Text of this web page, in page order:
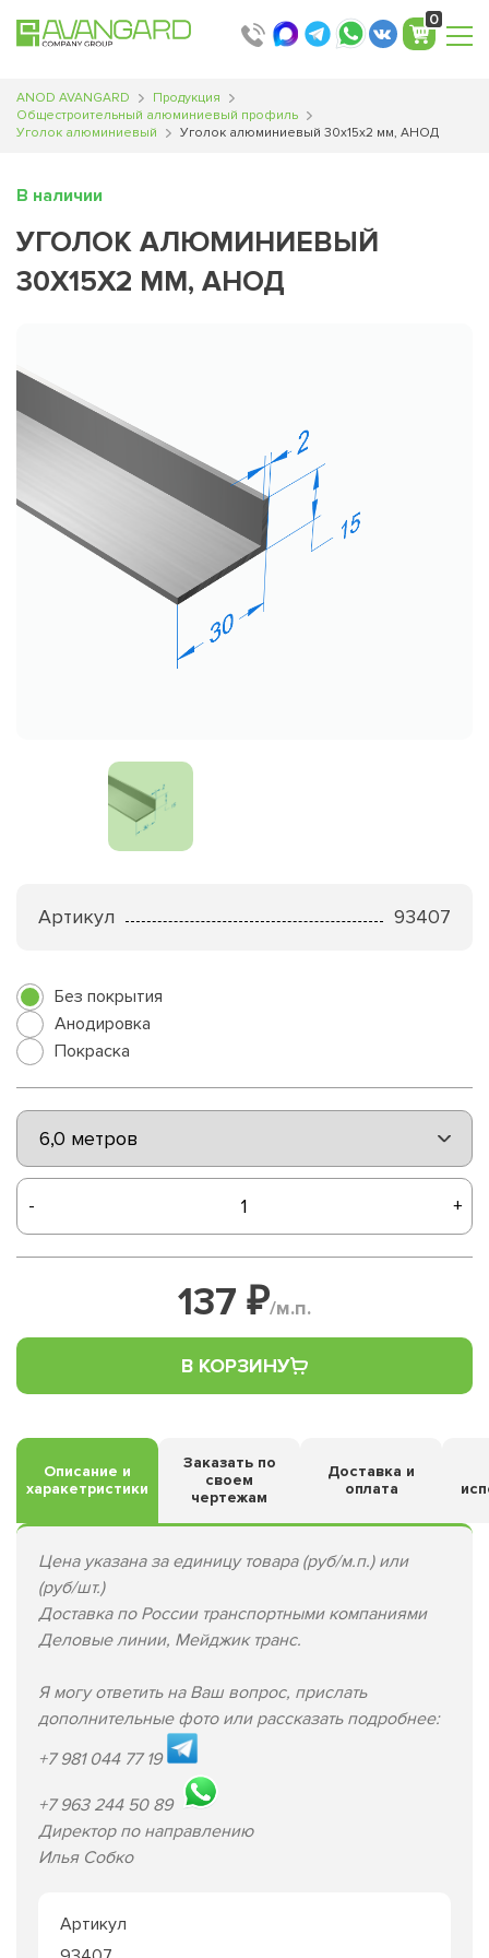
0
ANOD AVANGARD
Продукция
Общестроительный алюминиевый профиль
Уголок алюминиевый
Уголок алюминиевый 30х15х2 мм, АНОД
В наличии
УГОЛОК АЛЮМИНИЕВЫЙ
30Х15Х2 ММ, АНОД
Артикул 93407
Без покрытия
Анодировка
Покраска
- +
137 ₽/м.п.
В КОРЗИНУ
Описание и
харакетристики
Заказать по
своем
чертежам
Доставка и
оплата
Цена указана за единицу товара (руб/м.п.) или
(руб/шт.)
Доставка по России транспортными компаниями
Деловые линии, Мейджик транс.
Я могу ответить на Ваш вопрос, прислать
дополнительные фото или рассказать подробнее:
+7 981 044 77 19
+7 963 244 50 89
Директор по направлению
Илья Собко
Артикул